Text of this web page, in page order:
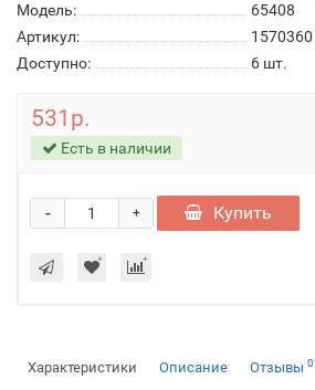
Модель:
65408
Артикул:
1570360
Доступно:
6 шт.
531р.
Есть в наличии
+
- Купить
Характеристики Описание Отзывы 0